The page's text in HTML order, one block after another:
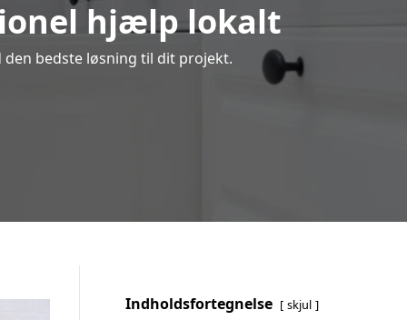
hjælp lokalt
bedste løsning til dit projekt.
Indholdsfortegnelse skjul